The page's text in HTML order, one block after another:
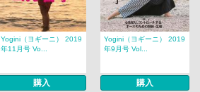
Yogini（ヨギーニ） 2019
年11月号 Vo...
購入
Yogini（ヨギーニ） 2019
年9月号 Vol...
購入